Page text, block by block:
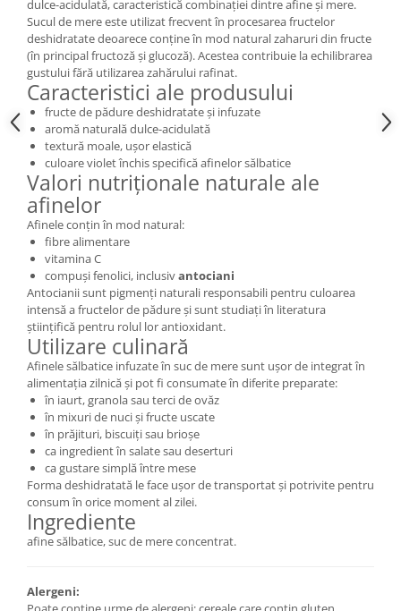
dulce-acidulată, caracteristică combinației dintre afine și mere.
Sucul de mere este utilizat frecvent în procesarea fructelor
deshidratate deoarece conține în mod natural zaharuri din fructe
(în principal fructoză și glucoză). Acestea contribuie la echilibrarea
gustului fără utilizarea zahărului rafinat.
Caracteristici ale produsului
fructe de pădure deshidratate și infuzate
aromă naturală dulce-acidulată
textură moale, ușor elastică
culoare violet închis specifică afinelor sălbatice
Valori nutriționale naturale ale
afinelor
Afinele conțin în mod natural:
fibre alimentare
vitamina C
compuși fenolici, inclusivantociani
Antocianii sunt pigmenți naturali responsabili pentru culoarea
intensă a fructelor de pădure și sunt studiați în literatura
științifică pentru rolul lor antioxidant.
Utilizare culinară
Afinele sălbatice infuzate în suc de mere sunt ușor de integrat în
alimentația zilnică și pot fi consumate în diferite preparate:
în iaurt, granola sau terci de ovăz
în mixuri de nuci și fructe uscate
în prăjituri, biscuiți sau brioșe
ca ingredient în salate sau deserturi
ca gustare simplă între mese
Forma deshidratată le face ușor de transportat și potrivite pentru
consum în orice moment al zilei.
Ingrediente
afine sălbatice, suc de mere concentrat.
Alergeni: